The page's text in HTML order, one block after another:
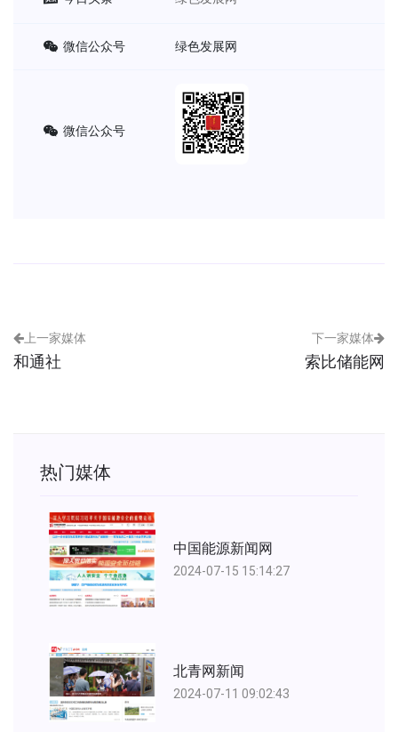
微信公众号 绿色发展网
微信公众号
上一家媒体
和通社
下一家媒体
索比储能网
热门媒体
中国能源新闻网
2024-07-15 15:14:27
北青网新闻
2024-07-11 09:02:43